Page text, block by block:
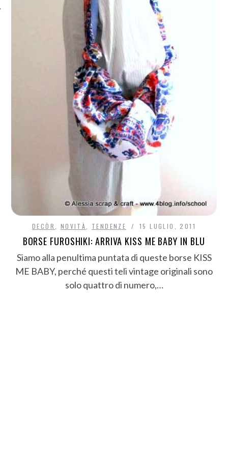
DECÒR NOVITÀ TENDENZE 15 LUGLIO, 2011
BORSE FUROSHIKI: ARRIVA KISS ME BABY IN BLU
Siamo alla penultima puntata di queste borse KISS
ME BABY, perché questi teli vintage originali sono
solo quattro di numero,…